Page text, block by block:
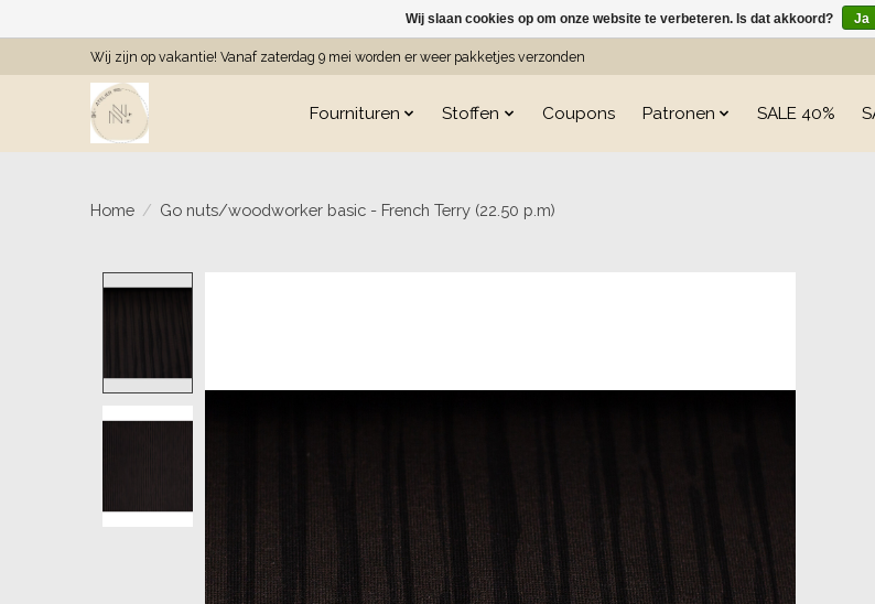
Wij zijn op vakantie! Vanaf zaterdag 9 mei worden er weer pakketjes verzonden
Fournituren Stoffen Coupons Patronen SALE 40%
Home / Go nuts/woodworker basic - French Terry (22.50 p.m)
Wij slaan cookies op om onze website te verbeteren. Is dat akkoord? Ja